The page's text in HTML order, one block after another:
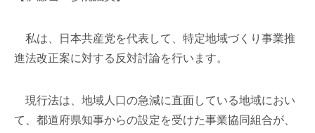
私は、日本共産党を代表して、特定地域づくり事業推
進法改正案に対する反対討論を行います。
現行法は、地域人口の急減に直面している地域におい
て、都道府県知事からの設定を受けた事業協同組合が、